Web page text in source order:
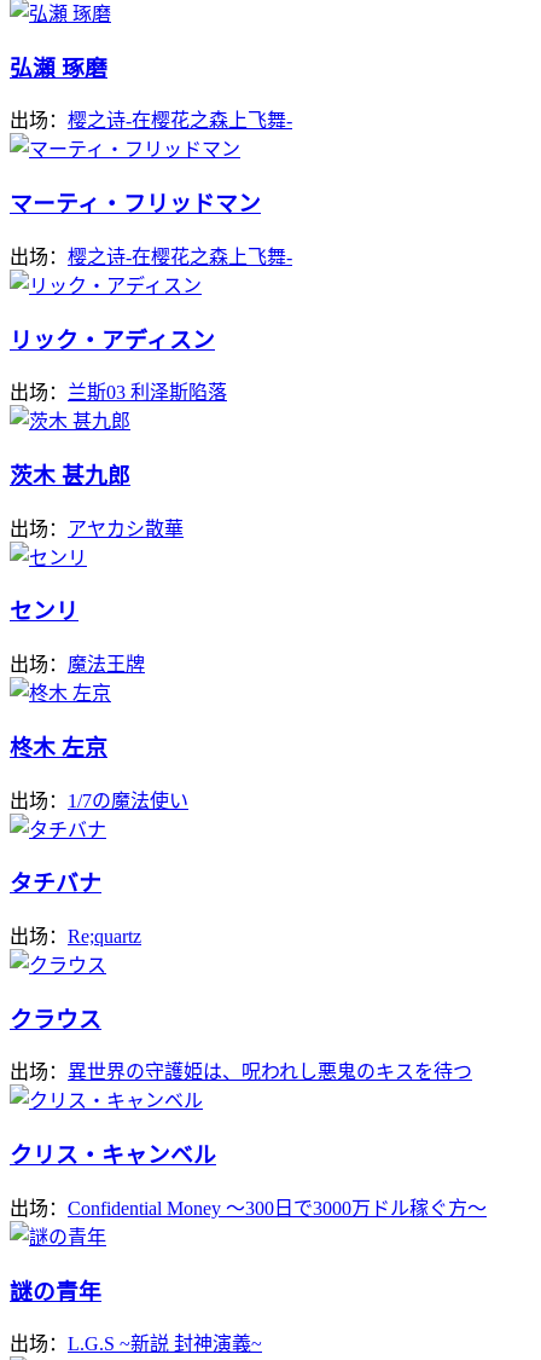
弘瀬 琢磨
出场： 樱之诗-在樱花之森上飞舞-
マーティ・フリッドマン
出场： 樱之诗-在樱花之森上飞舞-
リック・アディスン
出场： 兰斯03 利泽斯陷落
茨木 甚九郎
出场： アヤカシ散華
センリ
出场： 魔法王牌
柊木 左京
出场： 1/7の魔法使い
タチバナ
出场： Re;quartz
クラウス
出场： 異世界の守護姫は、呪われし悪鬼のキスを待つ
クリス・キャンベル
出场： Confidential Money ～300日で3000万ドル稼ぐ方～
謎の青年
出场： L.G.S ~新説 封神演義~